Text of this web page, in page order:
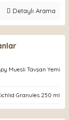
Detaylı Arama
Muesli Tavşan Yemi
Granules 250 ml